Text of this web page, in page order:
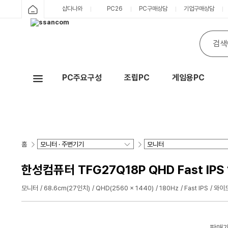
샵다나와 PC26 PC구매상담 기업구매상담
PC주요구성 조립PC 게임용PC
홈
한성컴퓨터 TFG27Q18P QHD Fast IPS
모니터 68.6cm(27인치) QHD(2560 x 1440) 180Hz Fast IPS 와이